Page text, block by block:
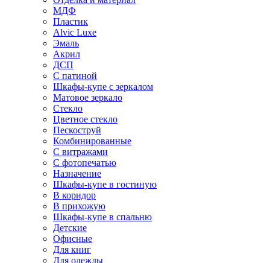
МДФ
Пластик
Alvic Luxe
Эмаль
Акрил
ДСП
С патиной
Шкафы-купе с зеркалом
Матовое зеркало
Стекло
Цветное стекло
Пескоструй
Комбинированные
С витражами
С фотопечатью
Назначение
Шкафы-купе в гостиную
В коридор
В прихожую
Шкафы-купе в спальню
Детские
Офисные
Для книг
Для одежды